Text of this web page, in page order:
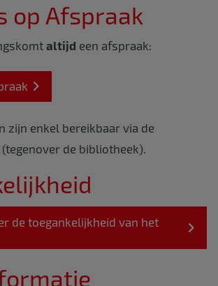
op Afspraak
altijd een afspraak:
zijn enkel bereikbaar via de
de bibliotheek).
de toegankelijkheid van het